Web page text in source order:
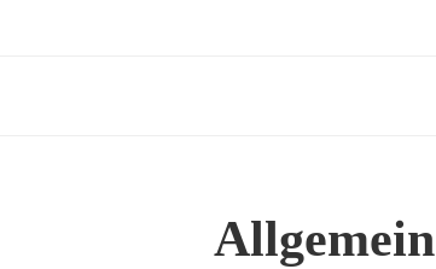
Allgemein